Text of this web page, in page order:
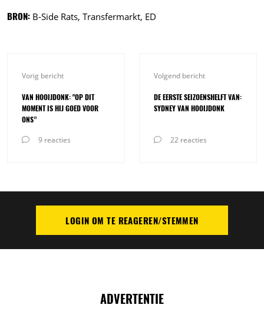
BRON: B-Side Rats, Transfermarkt, ED
Vorig bericht
VAN HOOIJDONK: "OP DIT
MOMENT IS HIJ GOED VOOR
ONS”
9 reacties
Volgend bericht
DE EERSTE SEIZOENSHELFT VAN:
SYDNEY VAN HOOIJDONK
22 reacties
PLAATS REACTIELOGIN OM TE REAGEREN/STEMMEN
ADVERTENTIE